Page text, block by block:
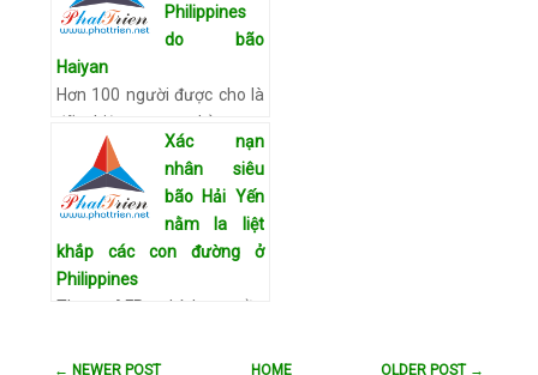
mạng để dụ em cởi quần
áo trước webcam cho chú…
Xem chi tiết
Philippines
do bão
Haiyan
Hơn 100 người được cho là
đã thiệt mạng chỉ trong
một thành phố, khi cơn bão
mạnh nhất thế giới Haiyan
càn quét Philippines. Hôm
nay, các con số về t…
Xem
chi tiết
Xác nạn
nhân siêu
bão Hải Yến
nằm la liệt
khắp các con đường ở
Philippines
Theo AFP, chính quyền
có ít nhất 4 người thiệt
← NEWER POST OLDER POST →
HOME